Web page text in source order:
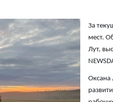
За
мест.
Лут,
Оксана